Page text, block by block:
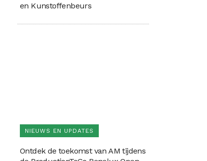
en Kunstoffenbeurs
NIEUWS EN UPDATES
Ontdek de toekomst van AM tijdens